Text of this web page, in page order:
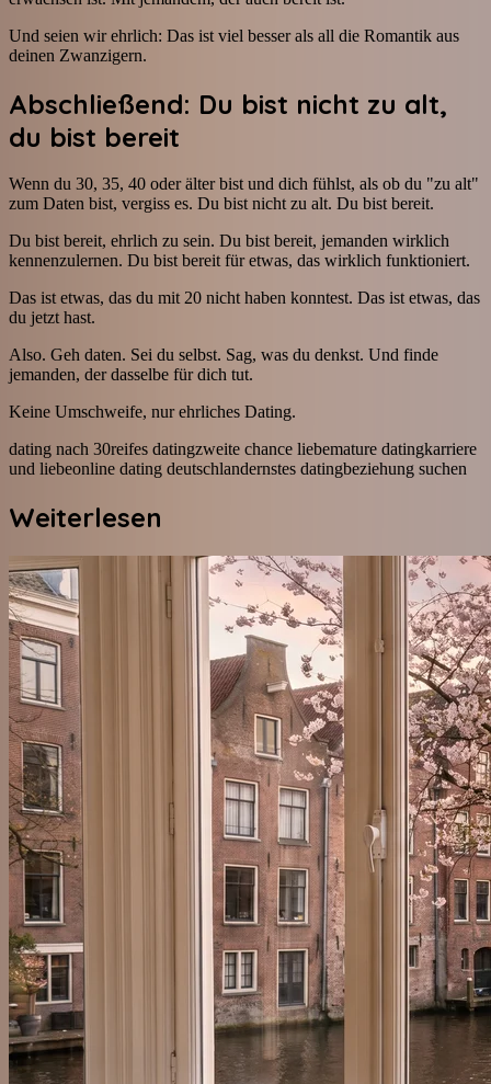
Und seien wir ehrlich: Das ist viel besser als all die Romantik aus
deinen Zwanzigern.
Abschließend: Du bist nicht zu alt,
du bist bereit
Wenn du 30, 35, 40 oder älter bist und dich fühlst, als ob du "zu alt"
zum Daten bist, vergiss es. Du bist nicht zu alt. Du bist bereit.
Du bist bereit, ehrlich zu sein. Du bist bereit, jemanden wirklich
kennenzulernen. Du bist bereit für etwas, das wirklich funktioniert.
Das ist etwas, das du mit 20 nicht haben konntest. Das ist etwas, das
du jetzt hast.
Also. Geh daten. Sei du selbst. Sag, was du denkst. Und finde
jemanden, der dasselbe für dich tut.
Keine Umschweife, nur ehrliches Dating.
dating nach 30reifes datingzweite chance liebemature datingkarriere
und liebeonline dating deutschlandernstes datingbeziehung suchen
Weiterlesen